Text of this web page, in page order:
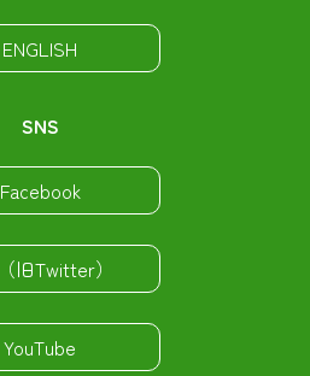
ENGLISH
SNS
Facebook
（旧Twitter）
YouTube